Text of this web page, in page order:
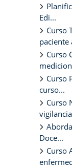
Edi...
Curso
paciente
Curso
Curso
curso...
Curso
Doce...
Curso